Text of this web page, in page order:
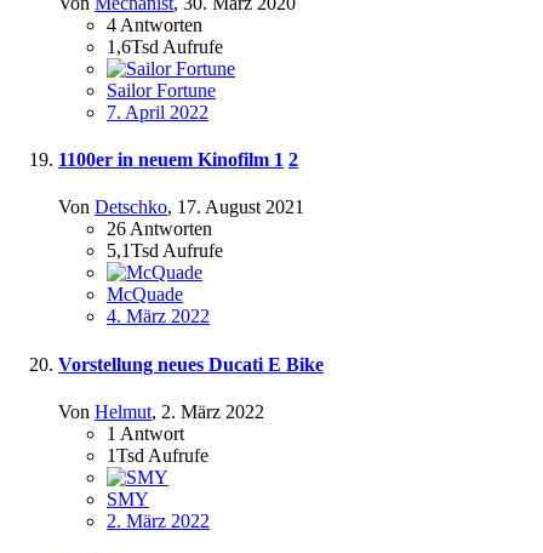
4 Antworten
1,6Tsd Aufrufe
Sailor Fortune
7. April 2022
1100er in neuem Kinofilm 1 2
Von Detschko, 17. August 2021
26 Antworten
5,1Tsd Aufrufe
McQuade
4. März 2022
Vorstellung neues Ducati E Bike
Von Helmut, 2. März 2022
1 Antwort
1Tsd Aufrufe
SMY
2. März 2022